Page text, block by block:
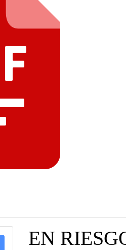
EN